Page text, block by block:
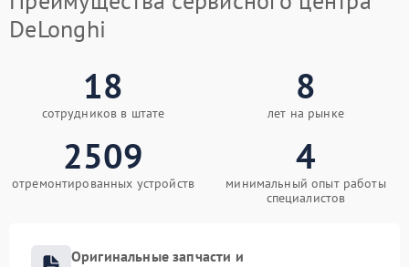
DeLonghi
18
сотрудников в штате
8
лет на рынке
2509
отремонтированных устройств
4
минимальный опыт работы
специалистов
Оригинальные запчасти и